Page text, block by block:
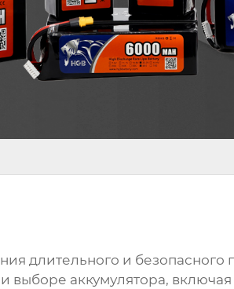
длительного и безопасного
выборе аккумулятора, включая